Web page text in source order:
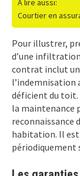
A lire aussi:
Courtier en
Pour illustrer,
d’une
contrat inclut
l’indemnisation
déficient du toit.
la maintenance
reconnaissance
habitation. Il
périodiquement